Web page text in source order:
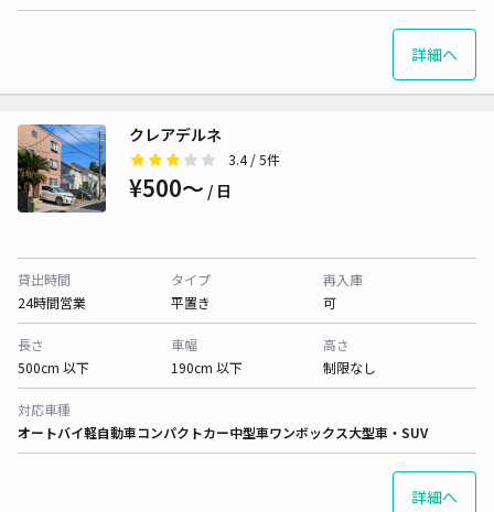
詳細へ
クレアデルネ
3.4/ 5件
¥500〜 / 日
貸出時間
24時間営業
タイプ
平置き
再入庫
可
長さ
500cm 以下
車幅
190cm 以下
高さ
制限なし
対応車種
オートバイ軽自動車コンパクトカー中型車ワンボックス大型車・SUV
詳細へ